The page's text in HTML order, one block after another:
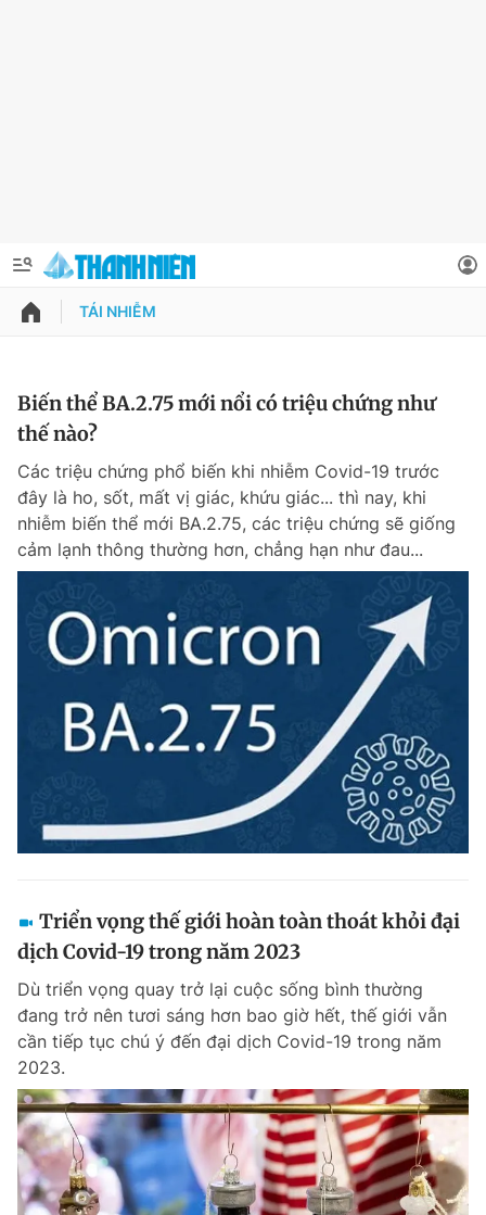
QUẢNG CÁO
Chuyên mục khác
Chào ngày mới Tin 24h
Tin thị trường Tin 360
Tiện ích Bạn cần biết
Đọc Thanh Niên trên điện thoại
Theo dõi báo trên
Thông tin tài khoản
Đổi mật khẩu
Tin đã lưu
Tin đã xem
Đăng xuất
TÁI NHIỄM
Biến thể BA.2.75 mới nổi có triệu chứng như
thế nào?
Các triệu chứng phổ biến khi nhiễm Covid-19 trước
đây là ho, sốt, mất vị giác, khứu giác... thì nay, khi
nhiễm biến thể mới BA.2.75, các triệu chứng sẽ giống
cảm lạnh thông thường hơn, chẳng hạn như đau...
Triển vọng thế giới hoàn toàn thoát khỏi đại
dịch Covid-19 trong năm 2023
Dù triển vọng quay trở lại cuộc sống bình thường
đang trở nên tươi sáng hơn bao giờ hết, thế giới vẫn
cần tiếp tục chú ý đến đại dịch Covid-19 trong năm
2023.